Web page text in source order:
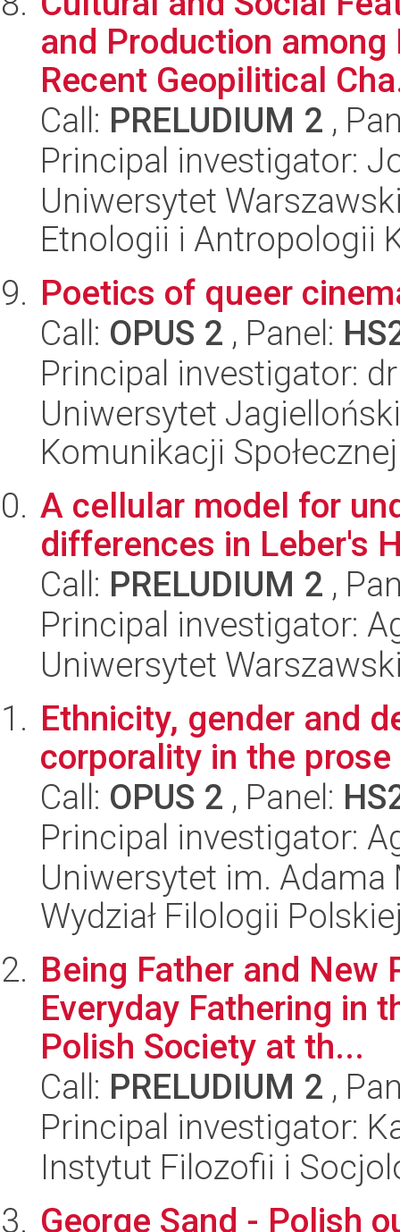
and Production
Recent Geopilitical
Call: PRELUDIUM 2 ,
Principal investigator:
Uniwersytet
Etnologii i Antropologii
Poetics of queer
Call: OPUS 2 , Panel:
Principal investigator:
Uniwersytet
Komunikacji Społecznej
A cellular model for
differences in Leber's
Call: PRELUDIUM 2 ,
Principal investigator:
Uniwersytet
Ethnicity, gender and
corporality in the
Call: OPUS 2 , Panel:
Principal investigator:
Uniwersytet im.
Wydział Filologii
Being Father and New
Everyday Fathering in
Polish Society at th...
Call: PRELUDIUM 2 ,
Principal investigator:
Instytut Filozofii i
George Sand - Polish